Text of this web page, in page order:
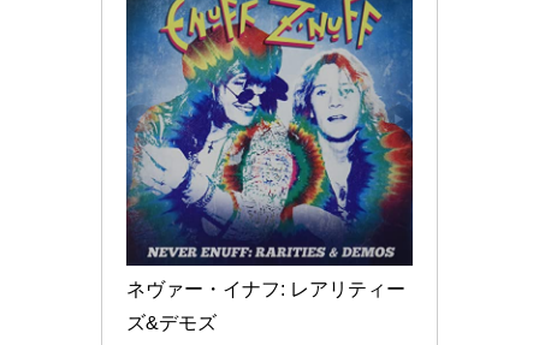
ネヴァー・イナフ: レアリティー
ズ&デモズ